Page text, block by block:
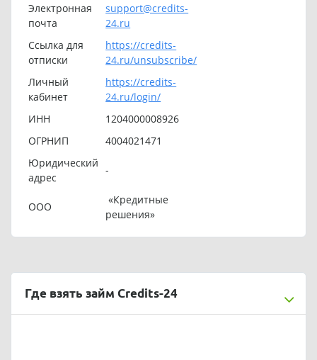
Электронная
почта
support@credits-
24.ru
Ссылка для
отписки
https://credits-
24.ru/unsubscribe/
Личный
кабинет
https://credits-
24.ru/login/
ИНН
1204000008926
ОГРНИП
4004021471
Юридический
адрес
-
ООО
«Кредитные
решения»
Где взять займ Credits-24